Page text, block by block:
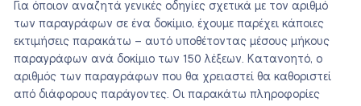
Για όποιον αναζητά γενικές οδηγίες σχετικά με τον αριθμό
των παραγράφων σε ένα δοκίμιο, έχουμε παρέχει κάποιες
εκτιμήσεις παρακάτω – αυτό υποθέτοντας μέσους μήκους
παραγράφων ανά δοκίμιο των 150 λέξεων. Κατανοητό, ο
αριθμός των παραγράφων που θα χρειαστεί θα καθοριστεί
από διάφορους παράγοντες. Οι παρακάτω πληροφορίες